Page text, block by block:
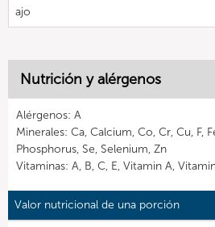
ajo
Nutrición y alérgenos
Alérgenos: A
Minerales: Ca, Calcium, Co, Cr, Cu, F,
Phosphorus, Se, Selenium, Zn
Vitaminas: A, B, C, E, Vitamin A,
Valor nutricional de una porción